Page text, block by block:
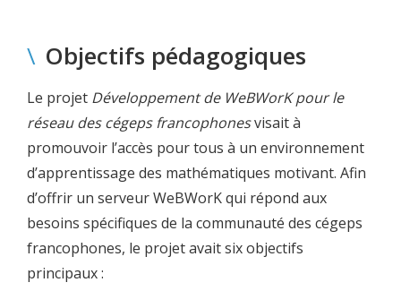
\ Objectifs pédagogiques
Le projet Développement de WeBWorK pour le
réseau des cégeps francophonesvisait à
promouvoir l’accès pour tous à un environnement
d’apprentissage des mathématiques motivant. Afin
d’offrir un serveur WeBWorK qui répond aux
besoins spécifiques de la communauté des cégeps
francophones, le projet avait six objectifs
principaux :